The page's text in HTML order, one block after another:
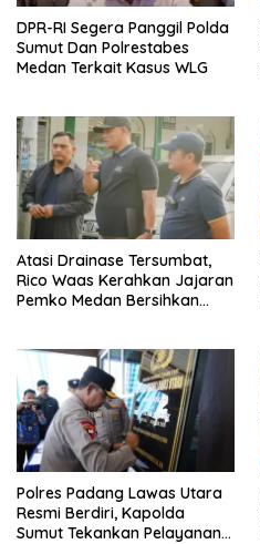
DPR-RI Segera Panggil Polda
Sumut Dan Polrestabes
Medan Terkait Kasus WLG
Atasi Drainase Tersumbat,
Rico Waas Kerahkan Jajaran
Pemko Medan Bersihkan
Polres Padang Lawas Utara
Resmi Berdiri, Kapolda
Sumut Tekankan Pelayanan